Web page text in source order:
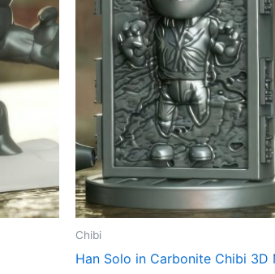
Chibi
Han Solo in Carbonite Chibi 3D